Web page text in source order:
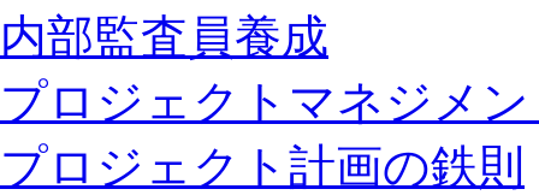
内部監査員養成
プロジェクトマネジメ
プロジェクト計画の鉄則